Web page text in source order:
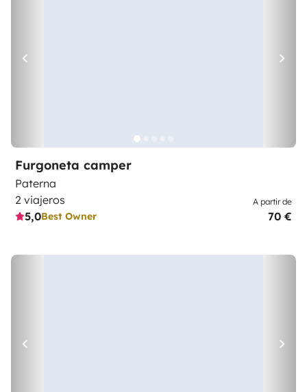
Furgoneta camper
Paterna
2 viajeros
5,0Best Owner
A partir de
70 €